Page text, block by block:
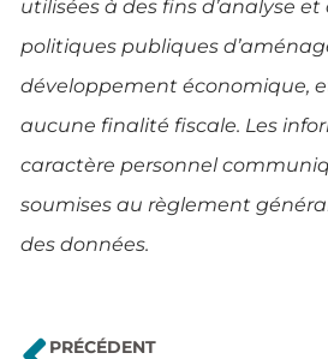
utilisées à des fins d’analyse et
politiques publiques
développement économique,
aucune finalité fiscale. Les
caractère personnel
soumises au règlement
des données.
PRÉCÉDENT